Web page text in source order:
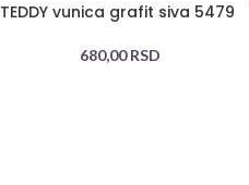
TEDDY vunica grafit siva 5479
680,00RSD